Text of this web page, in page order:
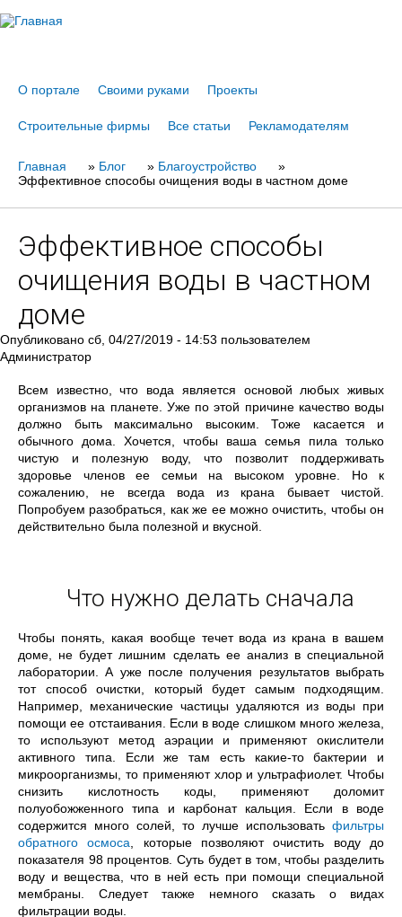
О портале Своими руками Проекты
Строительные фирмы Все статьи Рекламодателям
Вы
Главная » Блог » Благоустройство
»
Эффективное способы очищения воды в частном доме
Эффективное способы
очищения воды в частном
доме
Опубликовано сб, 04/27/2019 - 14:53 пользователем
Администратор
Всем известно, что вода является основой любых живых
организмов на планете. Уже по этой причине качество воды
должно быть максимально высоким. Тоже касается и
обычного дома. Хочется, чтобы ваша семья пила только
чистую и полезную воду, что позволит поддерживать
здоровье членов ее семьи на высоком уровне. Но к
сожалению, не всегда вода из крана бывает чистой.
Попробуем разобраться, как же ее можно очистить, чтобы он
действительно была полезной и вкусной.
Что нужно делать сначала
Чтобы понять, какая вообще течет вода из крана в вашем
доме, не будет лишним сделать ее анализ в специальной
лаборатории. А уже после получения результатов выбрать
тот способ очистки, который будет самым подходящим.
Например, механические частицы удаляются из воды при
помощи ее отстаивания. Если в воде слишком много железа,
то используют метод аэрации и применяют окислители
активного типа. Если же там есть какие-то бактерии и
микроорганизмы, то применяют хлор и ультрафиолет. Чтобы
снизить кислотность коды, применяют доломит
полуобожженного типа и карбонат кальция. Если в воде
содержится много солей, то лучше использовать фильтры
обратного осмоса , которые позволяют очистить воду до
показателя 98 процентов. Суть будет в том, чтобы разделить
воду и вещества, что в ней есть при помощи специальной
мембраны. Следует также немного сказать о видах
фильтрации воды.